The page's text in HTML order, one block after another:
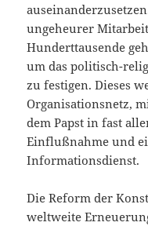
ungeheurer
Hunderttausende
um das politisch-
zu festigen. Dieses
Organisationsnetz,
dem Papst in fast
Einflußnahme und
Informationsdienst.
Die Reform der
weltweite